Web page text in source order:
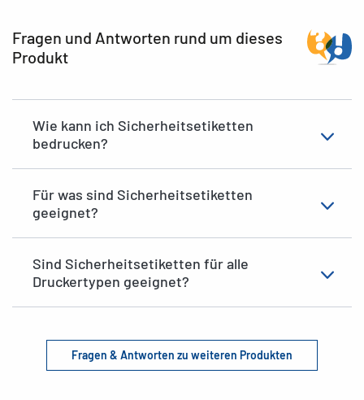
Fragen und Antworten rund um dieses
Produkt
Wie kann ich Sicherheitsetiketten
bedrucken?
Für was sind Sicherheitsetiketten
geeignet?
Sind Sicherheitsetiketten für alle
Druckertypen geeignet?
Fragen & Antworten zu weiteren Produkten